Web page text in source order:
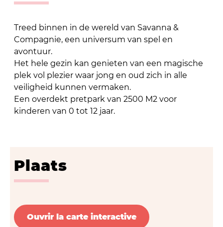
Treed binnen in de wereld van Savanna &
Compagnie, een universum van spel en
avontuur.
Het hele gezin kan genieten van een magische
plek vol plezier waar jong en oud zich in alle
veiligheid kunnen vermaken.
Een overdekt pretpark van 2500 M2 voor
kinderen van 0 tot 12 jaar.
Plaats
Ouvrir la carte interactive